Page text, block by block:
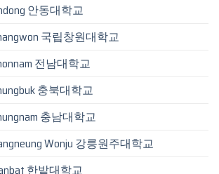
안동대학교
국립창원대학교
전남대학교
충북대학교
충남대학교
Wonju 강릉원주대학교
한밭대학교